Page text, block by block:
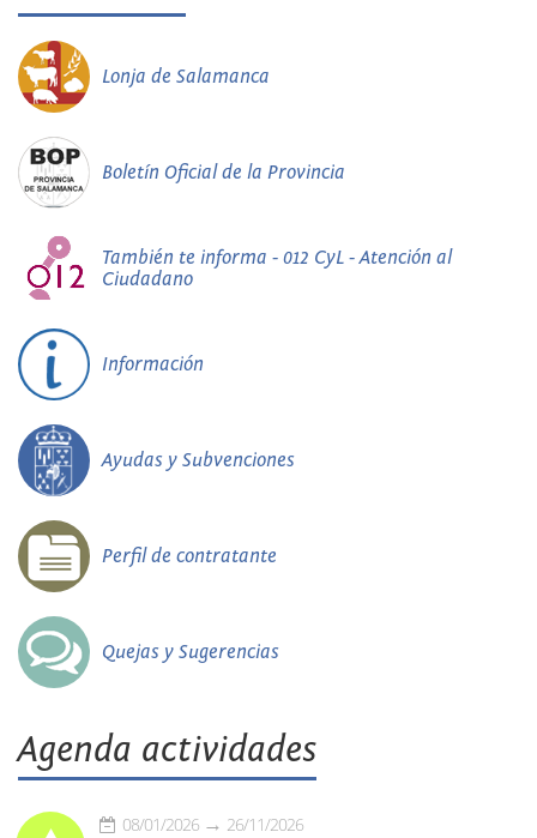
Lonja de Salamanca
Boletín Oficial de la Provincia
También te informa - 012 CyL - Atención al
Ciudadano
Información
Ayudas y Subvenciones
Perfil de contratante
Quejas y Sugerencias
Agenda actividades
08/01/2026 26/11/2026